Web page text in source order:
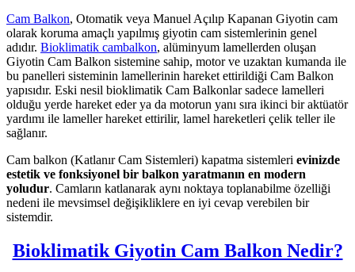
Cam Balkon, Otomatik veya Manuel Açılıp Kapanan Giyotin cam
olarak koruma amaçlı yapılmış giyotin cam sistemlerinin genel
adıdır. Bioklimatik cambalkon, alüminyum lamellerden oluşan
Giyotin Cam Balkon sistemine sahip, motor ve uzaktan kumanda ile
bu panelleri sisteminin lamellerinin hareket ettirildiği Cam Balkon
yapısıdır. Eski nesil bioklimatik Cam Balkonlar sadece lamelleri
olduğu yerde hareket eder ya da motorun yanı sıra ikinci bir aktüatör
yardımı ile lameller hareket ettirilir, lamel hareketleri çelik teller ile
sağlanır.
Cam balkon (Katlanır Cam Sistemleri) kapatma sistemleri evinizde
estetik ve fonksiyonel bir balkon yaratmanın en modern
yoludur. Camların katlanarak aynı noktaya toplanabilme özelliği
nedeni ile mevsimsel değişikliklere en iyi cevap verebilen bir
sistemdir.
Bioklimatik Giyotin Cam Balkon Nedir?